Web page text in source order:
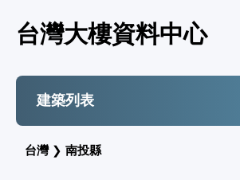
台灣大樓資料中心
建築列表
台灣❯ 南投縣